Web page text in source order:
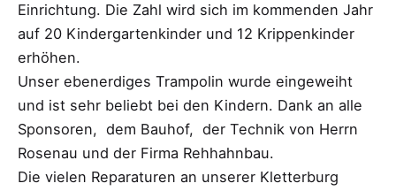
Einrichtung. Die Zahl wird sich im kommenden Jahr
auf 20 Kindergartenkinder und 12 Krippenkinder
erhöhen.
Unser ebenerdiges Trampolin wurde eingeweiht
und ist sehr beliebt bei den Kindern. Dank an alle
Sponsoren, dem Bauhof, der Technik von Herrn
Rosenau und der Firma Rehhahnbau.
Die vielen Reparaturen an unserer Kletterburg